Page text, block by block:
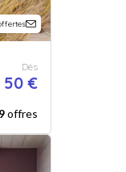
Dès
50 €
9offres